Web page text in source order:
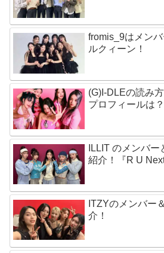
fromis_9はメン
ルクィーン！
(G)I-DLEの読み
プロフィールは？
ILLIT のメンバ
紹介！『R U
ITZYのメンバー
介！